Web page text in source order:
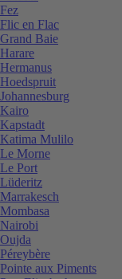
Fez
Flic en Flac
Grand Baie
Harare
Hermanus
Hoedspruit
Johannesburg
Kairo
Kapstadt
Katima Mulilo
Le Morne
Le Port
Lüderitz
Marrakesch
Mombasa
Nairobi
Oujda
Péreybère
Pointe aux Piments